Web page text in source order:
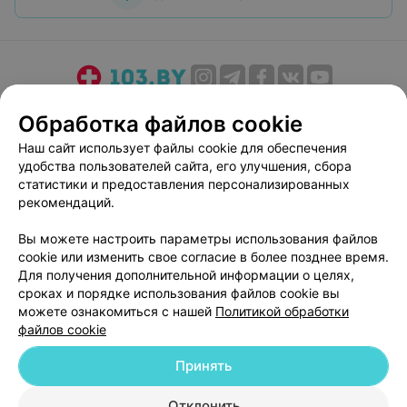
Медицинский маркетинг
Публичный договор
Пользовательское соглашение
Способы оплаты
Вакансии
Партнеры
Написать руководителю 103.by
Персональные настройки cookie
Обработка персональных данных
Обработка файлов cookie
Наш сайт использует файлы cookie для обеспечения
удобства пользователей сайта, его улучшения, сбора
статистики и предоставления персонализированных
рекомендаций.
Вы можете настроить параметры использования файлов
cookie или изменить свое согласие в более позднее время.
Для получения дополнительной информации о целях,
сроках и порядке использования файлов cookie вы
можете ознакомиться с нашей Политикой обработки
файлов cookie
Принять